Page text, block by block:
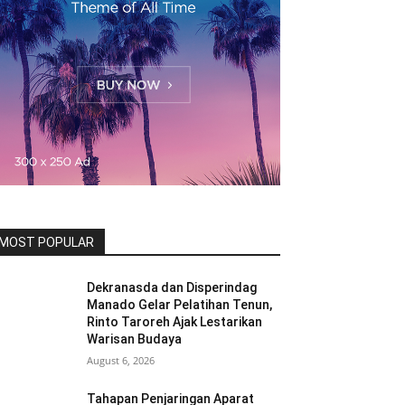
POPULAR
Dekranasda dan Disperindag
Manado Gelar Pelatihan Tenun,
Rinto Taroreh Ajak Lestarikan
Warisan Budaya
August 6, 2026
Tahapan Penjaringan Aparat